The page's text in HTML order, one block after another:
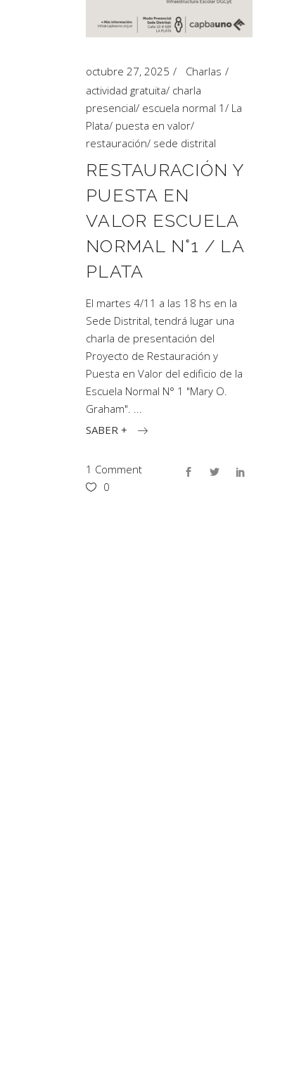
Actividades
octubre 27, 2025
Charlas
actividad gratuita/ charla
presencial/ escuela normal 1 / La
Plata/ puesta en valor/
restauración/ sede distrital
RESTAURACIÓN Y
PUESTA EN
VALOR ESCUELA
NORMAL N°1 / LA
PLATA
El martes 4/11 a las 18 hs en la
Sede Distrital, tendrá lugar una
charla de presentación del
Proyecto de Restauración y
Puesta en Valor del edificio de la
Escuela Normal N° 1 "Mary O.
Graham".
SABER +
1 Comment
0